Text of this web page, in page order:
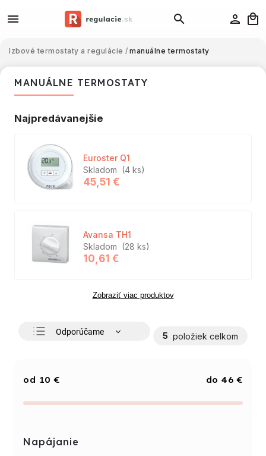
Izbové termostaty a regulácie / manuálne termostaty
MANUÁLNE TERMOSTATY
Najpredávanejšie
Euroster Q1
Skladom (4 ks)
45,51 €
Avansa TH1
Skladom (28 ks)
10,61 €
Zobraziť viac produktov
Odporúčame
Abecedne
5 položiek celkom
10 € 46 €
Napájanie